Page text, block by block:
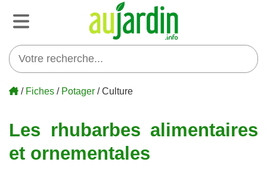
/ Fiches / Potager / Culture
Les rhubarbes alimentaires
et ornementales